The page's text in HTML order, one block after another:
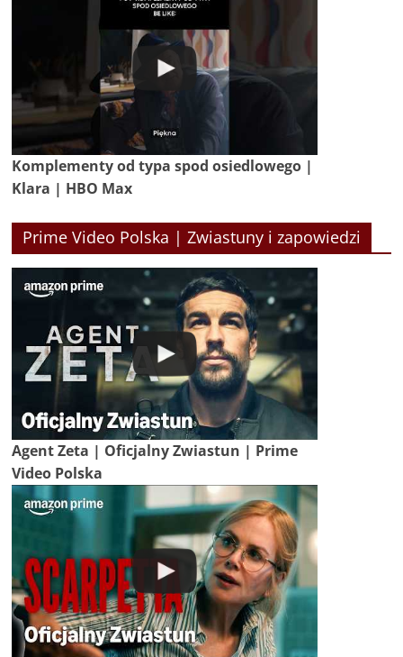
Komplementy od typa spod osiedlowego |
Klara | HBO Max
Prime Video Polska | Zwiastuny i zapowiedzi
Agent Zeta | Oficjalny Zwiastun | Prime
Video Polska